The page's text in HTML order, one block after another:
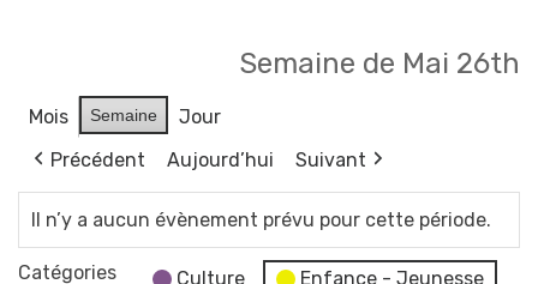
Semaine de Mai 26th
Mois Semaine
Jour
Précédent
Aujourd’hui Suivant
Il n’y a aucun évènement prévu pour cette période.
Catégories
Culture
Enfance - Jeunesse